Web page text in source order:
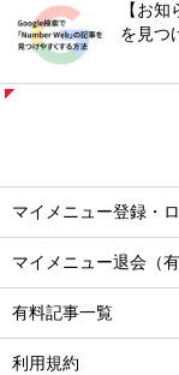
【お
を見つ
マイメニュー登録・
マイメニュー退会（
有料記事一覧
利用規約